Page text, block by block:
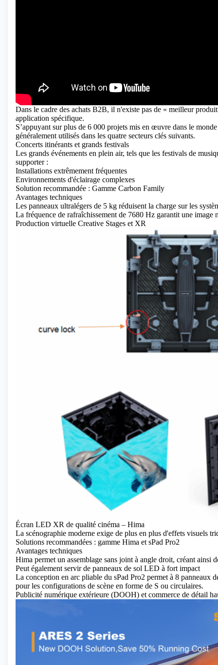
Dans le cadre des achats B2B, il n'existe pas de « meilleur
application spécifique.
S’appuyant sur plus de 6 000 projets mis en œuvre dans le
généralement utilisés dans les quatre secteurs clés suivants.
Concerts itinérants et grands festivals
Les grands événements en plein air, tels que les festivals de
supporter :
Installations extrêmement fréquentes
Environnements d'éclairage complexes
Solution recommandée : Gamme Carbon Family
Avantages techniques
Les panneaux ultralégers de 5 kg réduisent la charge sur les
La fréquence de rafraîchissement de 7680 Hz garantit une image
Production virtuelle Creative Stages et XR
Écran LED XR de qualité cinéma – Hima
La scénographie moderne exige de plus en plus d'effets visuels
Solutions recommandées : gamme Hima et sPad Pro2
Avantages techniques
Hima permet un assemblage sans joint à angle droit, créant ainsi
Peut également servir de panneaux de sol LED à fort impact
La conception en arc pliable du sPad Pro2 permet à 8 panneaux
pour les configurations de scène en forme de S ou circulaires.
Publicité numérique extérieure (DOOH) et commerce de détail